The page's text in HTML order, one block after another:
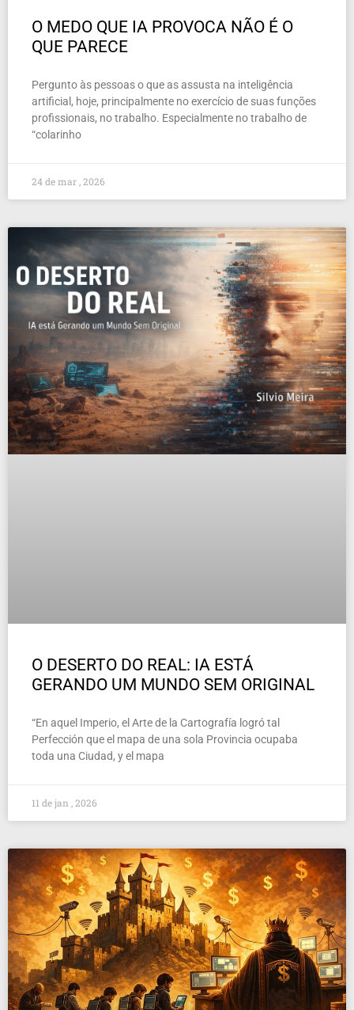
O MEDO QUE IA PROVOCA NÃO É O
QUE PARECE
Pergunto às pessoas o que as assusta na inteligência
artificial, hoje, principalmente no exercício de suas funções
profissionais, no trabalho. Especialmente no trabalho de
“colarinho
24 de mar , 2026
O DESERTO DO REAL: IA ESTÁ
GERANDO UM MUNDO SEM ORIGINAL
“En aquel Imperio, el Arte de la Cartografía logró tal
Perfección que el mapa de una sola Provincia ocupaba
toda una Ciudad, y el mapa
11 de jan , 2026